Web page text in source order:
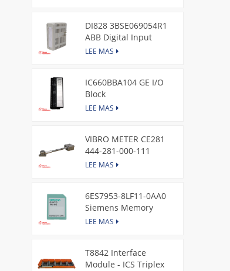
DI828 3BSE069054R1
ABB Digital Input
Module
LEE MAS
IC660BBA104 GE I/O
Block
LEE MAS
VIBRO METER CE281
444-281-000-111
Piezoelectric Pressure
LEE MAS
6ES7953-8LF11-0AA0
Siemens Memory
Card
LEE MAS
T8842 Interface
Module - ICS Triplex